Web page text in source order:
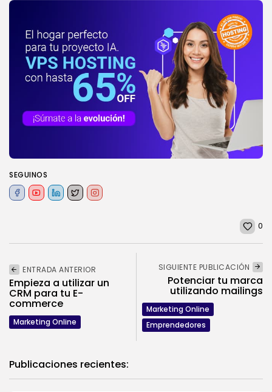
SEGUINOS
0
ENTRADA ANTERIOR
Empieza a utilizar un
CRM para tu E-
commerce
Marketing Online
SIGUIENTE PUBLICACIÓN
Potenciar tu marca
utilizando mailings
Marketing Online
Emprendedores
Publicaciones recientes: